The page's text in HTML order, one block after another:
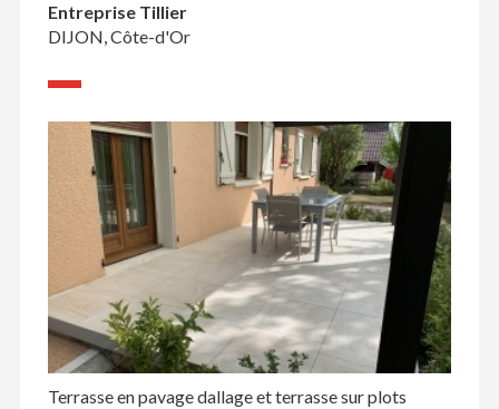
Entreprise Tillier
DIJON, Côte-d'Or
Terrasse en pavage dallage et terrasse sur plots